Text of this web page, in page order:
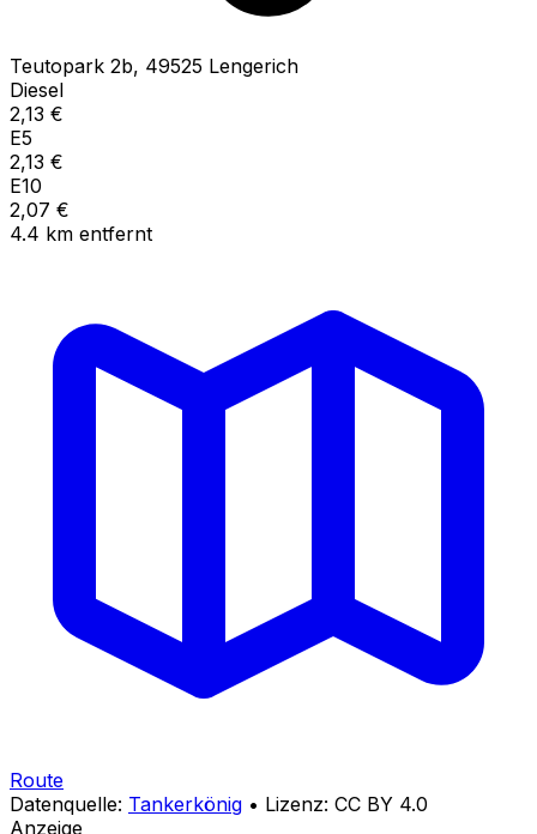
Teutopark 2b, 49525 Lengerich
Diesel
2,13 €
E5
2,13 €
E10
2,07 €
4.4 km entfernt
Route
Datenquelle: Tankerkönig • Lizenz: CC BY 4.0
Anzeige